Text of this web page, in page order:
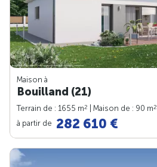
Maison à
Bouilland (21)
Terrain de : 1655 m2 | Maison de : 90 m2
à partir de 282 610 €